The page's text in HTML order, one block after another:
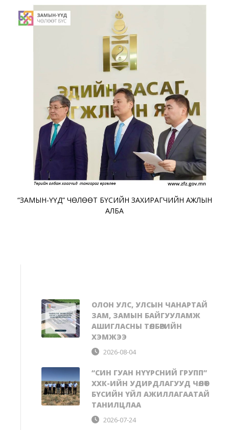
“ЗАМЫН-ҮҮД” ЧӨЛӨӨТ БҮСИЙН ЗАХИРАГЧИЙН АЖЛЫН
АЛБА
ОЛОН УЛС, УЛСЫН ЧАНАРТАЙ
ЗАМ, ЗАМЫН БАЙГУУЛАМЖ
АШИГЛАСНЫ ТӨЛБӨРИЙН
ХЭМЖЭЭ
2026-08-04
“СИН ГУАН НҮҮРСНИЙ ГРУПП”
ХХК-ИЙН УДИРДЛАГУУД ЧӨЛӨӨТ
БҮСИЙН ҮЙЛ АЖИЛЛАГААТАЙ
ТАНИЛЦЛАА
2026-07-24